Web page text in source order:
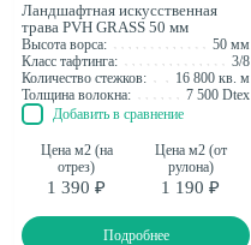
Ландшафтная искусственная
трава PVH GRASS 50 мм
Высота ворса:
50 мм
Класс тафтинга:
3/8
Количество стежков:
16 800 кв. м
Толщина волокна:
7 500 Dtex
Добавить в сравнение
Цена м2 (на
отрез)
1 390 ₽
Цена м2 (от
рулона)
1 190 ₽
Подробнее